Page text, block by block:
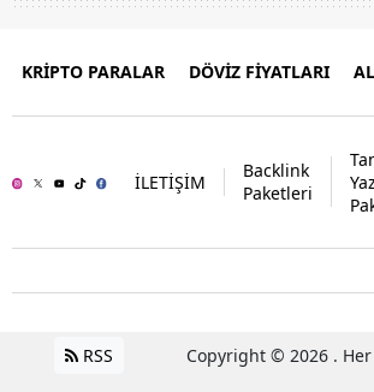
KRİPTO PARALAR DÖVİZ FİYATLARI
İLETİŞİM
Backlink
Paketleri
RSS Copyright © 2026 . Her